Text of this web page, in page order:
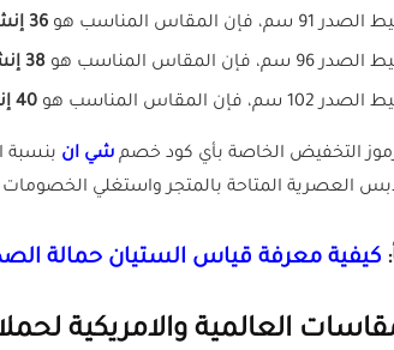
فإن المقاس المناسب هو 36 إنش
فإن المقاس المناسب هو 38 إنش
فإن المقاس المناسب هو 40 إنش
التخفيض الخاصة بأي كود خصم شي ان بنسبة
العصرية المتاحة بالمتجر واستغلي
كيفية معرفة قياس الستيان حمالة
العالمية والامريكية